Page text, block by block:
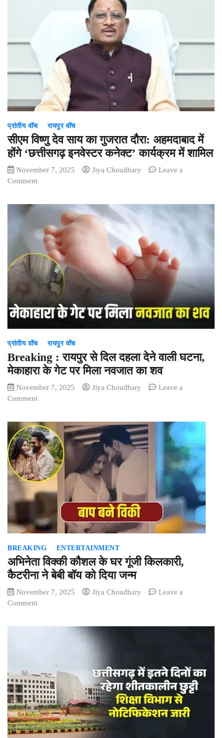
प्रांतीय वॉच रायपुर वॉच
सीएम विष्णु देव साय का गुजरात दौरा: अहमदाबाद में
होंगे ‘छत्तीसगढ़ इनवेस्टर कनेक्ट’ कार्यक्रम में शामिल
November 7, 2025 Jiya Choudhary
Leave a
Commenton
साय
का
गुजरात
दौरा:
अहमदाबाद
में
होंगे
‘छत्तीसगढ़
इनवेस्टर
में
शामिल
प्रांतीय वॉच रायपुर वॉच
Breaking : रायपुर से दिल दहला देने वाली घटना,
मेकाहारा के गेट पर मिला नवजात का शव
November 7, 2025 Jiya Choudhary
Leave a
Commenton
रायपुर
से
दिल
दहला
देने
वाली
घटना,
के
गेट
मिला
नवजात
का
BREAKING ENTERTAINMENT
अभिनेता विक्की कौशल के घर गूंजी किलकारी,
कैटरीना ने बेबी बॉय को दिया जन्म
November 7, 2025 Jiya Choudhary
Leave a
Commenton
किलकारी,
कैटरीना
ने
बेबी
बॉय
को